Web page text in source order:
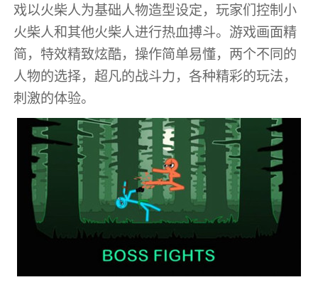
戏以火柴人为基础人物造型设定，玩家们控制小
火柴人和其他火柴人进行热血搏斗。游戏画面精
简，特效精致炫酷，操作简单易懂，两个不同的
人物的选择，超凡的战斗力，各种精彩的玩法，
刺激的体验。